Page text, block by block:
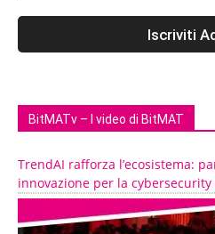
BitMATv – I video di BitMAT
TrendAI rafforza l’ecosistema:
innovazione per la